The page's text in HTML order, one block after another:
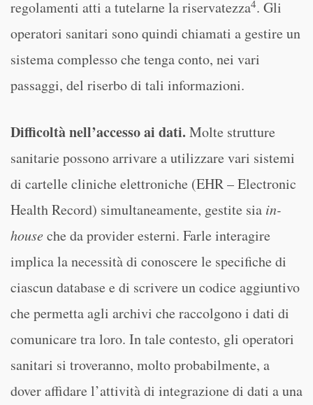
regolamenti atti a tutelarne la riservatezza4. Gli
operatori sanitari sono quindi chiamati a gestire un
sistema complesso che tenga conto, nei vari
passaggi, del riserbo di tali informazioni.
Difficoltà nell’accesso ai dati. Molte strutture
sanitarie possono arrivare a utilizzare vari sistemi
di cartelle cliniche elettroniche (EHR – Electronic
Health Record) simultaneamente, gestite sia in-
houseche da provider esterni. Farle interagire
implica la necessità di conoscere le specifiche di
ciascun database e di scrivere un codice aggiuntivo
che permetta agli archivi che raccolgono i dati di
comunicare tra loro. In tale contesto, gli operatori
sanitari si troveranno, molto probabilmente, a
dover affidare l’attività di integrazione di dati a una